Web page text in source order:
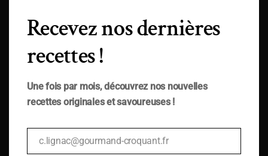
Recevez nos dernières
recettes !
Une fois par mois, découvrez nos nouvelles
recettes originales et savoureuses !
Email
c.lignac@gourmand-croquant.fr